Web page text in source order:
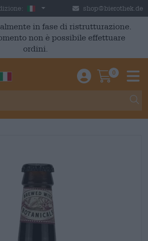
Italia shop@bierothek.de
in fase di ristrutturazione.
non è possibile effettuare
ordini.
Einloggen /
0